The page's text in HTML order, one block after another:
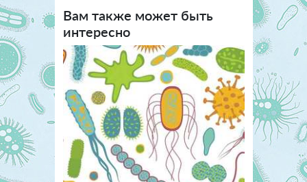
Вам также может быть
интересно